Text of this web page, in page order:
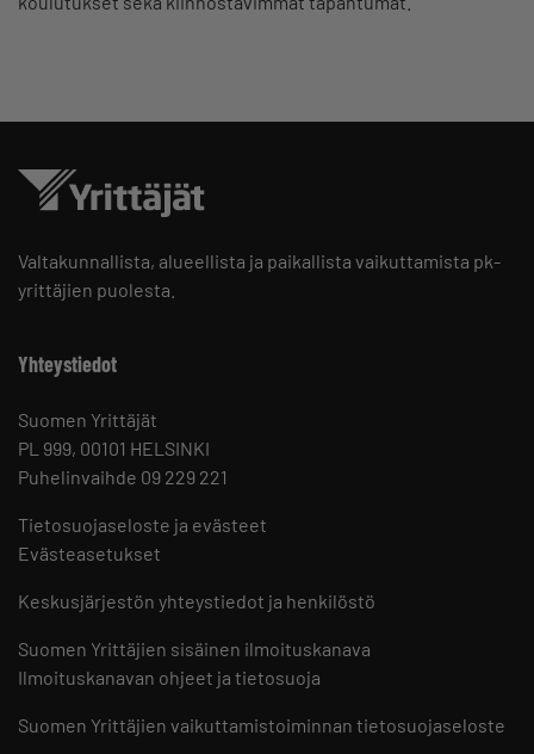
Valtakunnallista, alueellista ja paikallista vaikuttamista pk-
yrittäjien puolesta.
Yhteystiedot
Suomen Yrittäjät
PL 999, 00101 HELSINKI
Puhelinvaihde 09 229 221
Tietosuojaseloste ja evästeet
Evästeasetukset
Keskusjärjestön yhteystiedot ja henkilöstö
Suomen Yrittäjien sisäinen ilmoituskanava
Ilmoituskanavan ohjeet ja tietosuoja
Suomen Yrittäjien vaikuttamistoiminnan tietosuojaseloste